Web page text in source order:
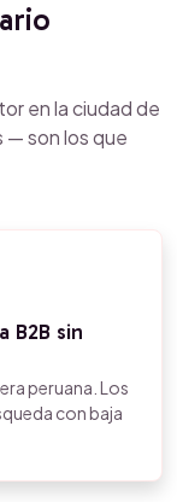
en la ciudad de
— son los que
B2B sin
peruana. Los
con baja